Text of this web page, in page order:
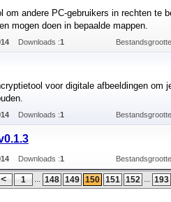
om andere PC-gebruikers in rechten te
mogen doen in bepaalde mappen.
Downloads :1
voor digitale afbeeldingen om
Downloads :1
Downloads :1
1 ... 148 149 150 151 152 ... 193